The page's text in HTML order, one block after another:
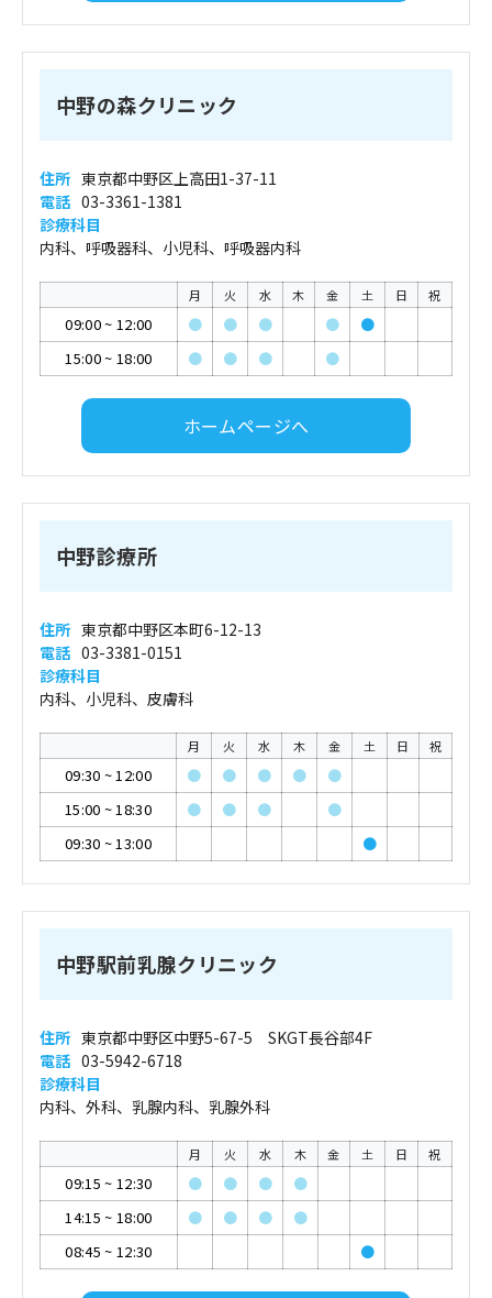
中野の森クリニック
住所 東京都中野区上高田1-37-11
電話 03-3361-1381
診療科目
内科、呼吸器科、小児科、呼吸器内科
月 火 水 木 金 土 日 祝
09:00~ 12:00 ● ● ● ●
●
15:00~ 18:00 ● ● ● ●
ホームページへ
中野診療所
住所 東京都中野区本町6-12-13
電話 03-3381-0151
診療科目
内科、小児科、皮膚科
月 火 水 木 金 土 日 祝
09:30 ~12:00 ● ● ● ●
●
15:00 ~18:30 ● ● ●
●
09:30 ~13:00 ●
中野駅前乳腺クリニック
住所 東京都中野区中野5-67-5 SKGT長谷部4F
電話 03-5942-6718
診療科目
内科、外科、乳腺内科、乳腺外科
月 火 水 木 金 土 日 祝
09:15 ~ 12:30 ● ● ●
●
14:15 ~ 18:00 ● ● ●
●
08:45 ~ 12:30 ●